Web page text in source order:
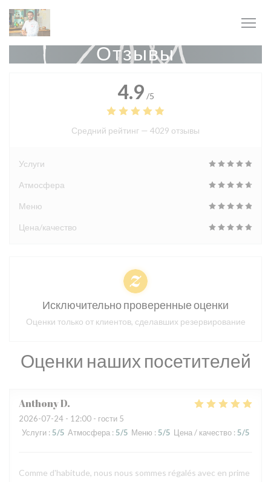
Панель управления cookies
Отзывы
Оценки наших посетителей
AnthonyD
2026-07-24 - 12:00 - гости 5
Услуги : 5/5 Атмосфера : 5/5 Меню : 5/5 Цена / качество : 5/5
Comme d'habitude, nous nous sommes régalés avec en prime
4.9 /5
Средний рейтинг — 4029 отзывы
Услуги
Атмосфера
Меню
Цена/качество
Исключительно проверенные оценки
Оценки только от клиентов, сделавших резервирование